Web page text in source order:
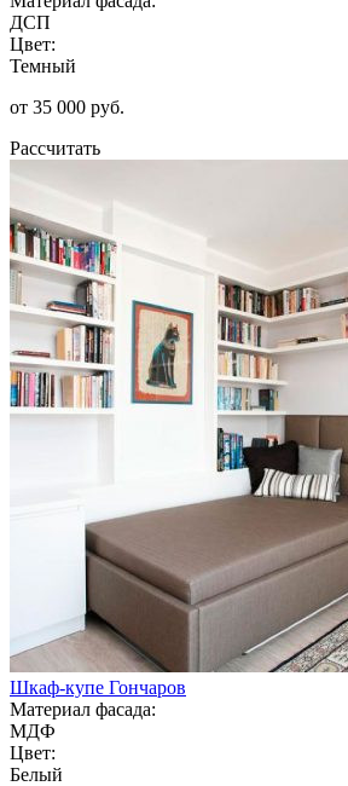
ДСП
Цвет:
Темный
от 35 000 руб.
Рассчитать
Шкаф-купе Гончаров
Материал фасада:
МДФ
Цвет:
Белый